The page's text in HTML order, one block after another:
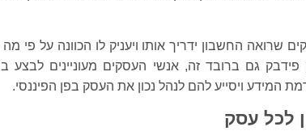
שרואה החשבון ידריך אותו ויעניק לו הכוונה על פי
פידבק גם ברובד זה, אנשי העסקים מעוניינים
ויסייע להם לנהל נכון את העסק בפן הפיננסי.
לכל עסק